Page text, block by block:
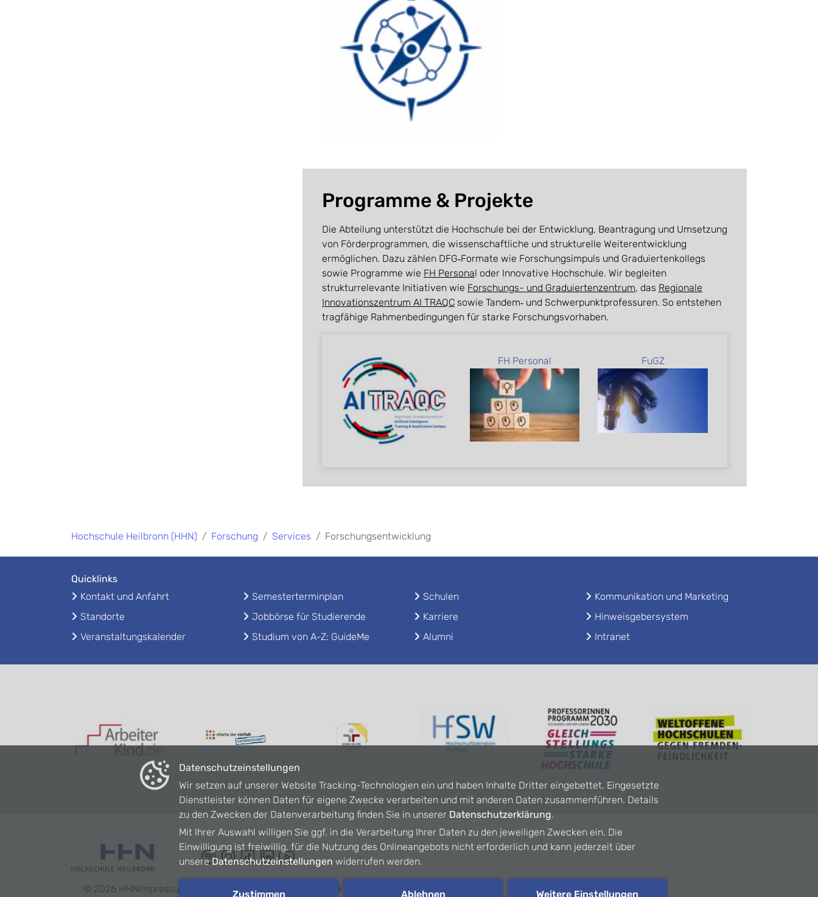
Programme & Projekte
Die Abteilung unterstützt die Hochschule bei der Entwicklung, Beantragung und Umsetzung
von Förderprogrammen, die wissenschaftliche und strukturelle Weiterentwicklung
ermöglichen. Dazu zählen DFG‑Formate wie Forschungsimpuls und Graduiertenkollegs
sowie Programme wie FH Personal oder Innovative Hochschule. Wir begleiten
strukturrelevante Initiativen wie Forschungs- und Graduiertenzentrum, das Regionale
Innovationszentrum AI TRAQC sowie Tandem‑ und Schwerpunktprofessuren. So entstehen
tragfähige Rahmenbedingungen für starke Forschungsvorhaben.
FH Personal FuGZ
Hochschule Heilbronn (HHN) Forschung Services Forschungsentwicklung
Quicklinks
Kontakt und Anfahrt
Standorte
Veranstaltungskalender
Semesterterminplan
Jobbörse für Studierende
Studium von A-Z: GuideMe
Schulen
Karriere
Alumni
Kommunikation und Marketing
Hinweisgebersystem
Intranet
© 2026 HHN Impressum Datenschutz Barrierefreiheit Kontakt
Datenschutzeinstellungen
Wir setzen auf unserer Website Tracking-Technologien ein und haben Inhalte Dritter eingebettet. Eingesetzte
Dienstleister können Daten für eigene Zwecke verarbeiten und mit anderen Daten zusammenführen. Details
zu den Zwecken der Datenverarbeitung finden Sie in unserer Datenschutzerklärung.
Mit Ihrer Auswahl willigen Sie ggf. in die Verarbeitung Ihrer Daten zu den jeweiligen Zwecken ein. Die
Einwilligung ist freiwillig, für die Nutzung des Onlineangebots nicht erforderlich und kann jederzeit über
unsereDatenschutzeinstellungen widerrufen werden.
Zustimmen Ablehnen Weitere Einstellungen